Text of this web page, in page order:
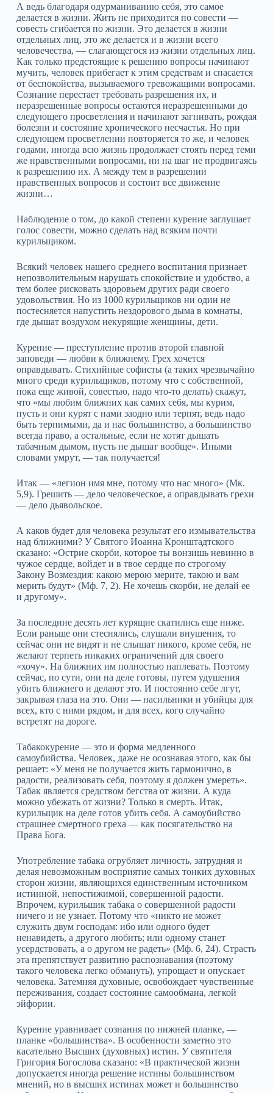
А ведь благодаря одурманиванию себя, это самое
делается в жизни. Жить не приходится по совести —
совесть сгибается по жизни. Это делается в жизни
отдельных лиц, это же делается и в жизни всего
человечества, — слагающегося из жизни отдельных лиц.
Как только предстоящие к решению вопросы начинают
мучить, человек прибегает к этим средствам и спасается
от беспокойства, вызываемого тревожащими вопросами.
Сознание перестает требовать разрешения их, и
неразрешенные вопросы остаются неразрешенными до
следующего просветления и начинают загнивать, рождая
болезни и состояние хронического несчастья. Но при
следующем просветлении повторяется то же, и человек
годами, иногда всю жизнь продолжает стоять перед теми
же нравственными вопросами, ни на шаг не продвигаясь
к разрешению их. А между тем в разрешении
нравственных вопросов и состоит все движение
жизни…
Наблюдение о том, до какой степени курение заглушает
голос совести, можно сделать над всяким почти
курильщиком.
Всякий человек нашего среднего воспитания признает
непозволительным нарушать спокойствие и удобство, а
тем более рисковать здоровьем других ради своего
удовольствия. Но из 1000 курильщиков ни один не
постесняется напустить нездорового дыма в комнаты,
где дышат воздухом некурящие женщины, дети.
Курение — преступление против второй главной
заповеди — любви к ближнему. Грех хочется
оправдывать. Стихийные софисты (а таких чрезвычайно
много среди курильщиков, потому что с собственной,
пока еще живой, совестью, надо что‑то делать) скажут,
что «мы любим ближних как самих себя, мы курим,
пусть и они курят с нами заодно или терпят, ведь надо
быть терпимыми, да и нас большинство, а большинство
всегда право, а остальные, если не хотят дышать
табачным дымом, пусть не дышат вообще». Иными
словами умрут, — так получается!
Итак — «легион имя мне, потому что нас много» (Мк.
5,9). Грешить — дело человеческое, а оправдывать грехи
— дело дьявольское.
А каков будет для человека результат его измывательства
над ближними? У Святого Иоанна Кронштадтского
сказано: «Острие скорби, которое ты вонзишь невинно в
чужое сердце, войдет и в твое сердце по строгому
Закону Возмездия: какою мерою мерите, такою и вам
мерить будут» (Мф. 7, 2). Не хочешь скорби, не делай ее
и другому».
За последние десять лет курящие скатились еще ниже.
Если раньше они стеснялись, слушали внушения, то
сейчас они не видят и не слышат никого, кроме себя, не
желают терпеть никаких ограничений для своего
«хочу». На ближних им полностью наплевать. Поэтому
сейчас, по сути, они на деле готовы, путем удушения
убить ближнего и делают это. И постоянно себе лгут,
закрывая глаза на это. Они — насильники и убийцы для
всех, кто с ними рядом, и для всех, кого случайно
встретят на дороге.
Табакокурение — это и форма медленного
самоубийства. Человек, даже не осознавая этого, как бы
решает: «У меня не получается жить гармонично, в
радости, реализовать себя, поэтому я должен умереть».
Табак является средством бегства от жизни. А куда
можно убежать от жизни? Только в смерть. Итак,
курильщик на деле готов убить себя. А самоубийство
страшнее смертного греха — как посягательство на
Права Бога.
Употребление табака огрубляет личность, затрудняя и
делая невозможным восприятие самых тонких духовных
сторон жизни, являющихся единственным источником
истинной, непостижимой, совершенной радости.
Впрочем, курильшик табака о совершенной радости
ничего и не узнает. Потому что «никто не может
служить двум господам: ибо или одного будет
ненавидеть, а другого любить; или одному станет
усердствовать, а о другом не радеть» (Мф. 6, 24). Страсть
эта препятствует развитию распознавания (поэтому
такого человека легко обмануть), упрощает и опускает
человека. Затемняя духовные, освобождает чувственные
переживания, создает состояние самообмана, легкой
эйфории.
Курение уравнивает сознания по нижней планке, —
планке «большинства». В особенности заметно это
касательно Высших (духовных) истин. У святителя
Григория Богослова сказано: «В практической жизни
допускается иногда решение истины большинством
мнений, но в высших истинах может и большинство